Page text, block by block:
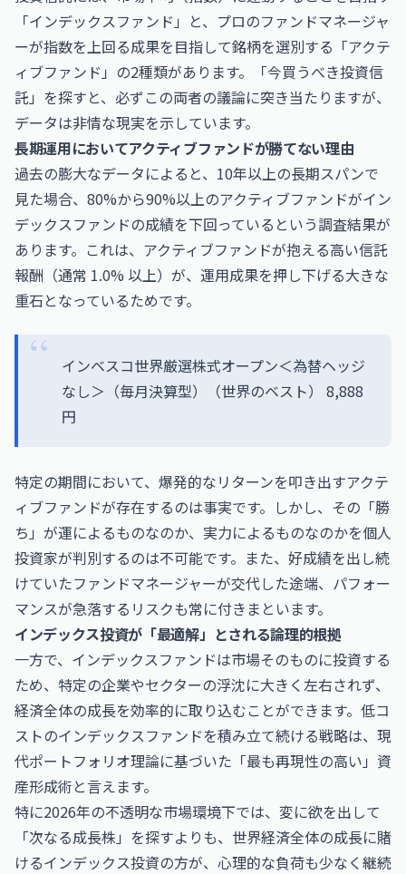
「インデックスファンド」と、プロのファンドマネージャ
ーが指数を上回る成果を目指して銘柄を選別する「アクテ
ィブファンド」の2種類があります。「今買うべき投資信
託」を探すと、必ずこの両者の議論に突き当たりますが、
データは非情な現実を示しています。
長期運用においてアクティブファンドが勝てない理由
過去の膨大なデータによると、10年以上の長期スパンで
見た場合、80%から90%以上のアクティブファンドがイン
デックスファンドの成績を下回っているという調査結果が
あります。これは、アクティブファンドが抱える高い信託
報酬（通常 1.0% 以上）が、運用成果を押し下げる大きな
重石となっているためです。
インベスコ世界厳選株式オープン＜為替ヘッジ
なし＞（毎月決算型）（世界のベスト） 8,888
円
特定の期間において、爆発的なリターンを叩き出すアクテ
ィブファンドが存在するのは事実です。しかし、その「勝
ち」が運によるものなのか、実力によるものなのかを個人
投資家が判別するのは不可能です。また、好成績を出し続
けていたファンドマネージャーが交代した途端、パフォー
マンスが急落するリスクも常に付きまといます。
インデックス投資が「最適解」とされる論理的根拠
一方で、インデックスファンドは市場そのものに投資する
ため、特定の企業やセクターの浮沈に大きく左右されず、
経済全体の成長を効率的に取り込むことができます。低コ
ストのインデックスファンドを積み立て続ける戦略は、現
代ポートフォリオ理論に基づいた「最も再現性の高い」資
産形成術と言えます。
特に2026年の不透明な市場環境下では、変に欲を出して
「次なる成長株」を探すよりも、世界経済全体の成長に賭
けるインデックス投資の方が、心理的な負荷も少なく継続